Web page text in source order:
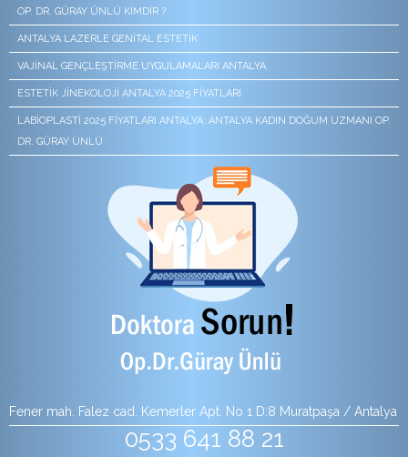
OP. DR. GÜRAY ÜNLÜ KIMDIR ?
ANTALYA LAZERLE GENITAL ESTETIK
VAJINAL GENÇLEŞTIRME UYGULAMALARI ANTALYA
ESTETIK JINEKOLOJI ANTALYA 2025 FIYATLARI
LABIOPLASTI 2025 FIYATLARI ANTALYA: ANTALYA KADIN DOĞUM UZMANI OP.
DR. GÜRAY ÜNLÜ
Fener mah. Falez cad. Kemerler Apt. No 1 D:8 Muratpaşa / Antalya
0533 641 88 21